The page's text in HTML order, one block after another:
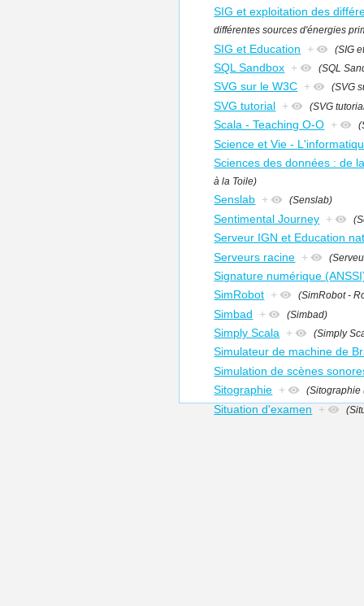
SIG et exploitation des
différentes sources d'énergies
SIG et Education + (SIG
SQL Sandbox + (SQL
SVG sur le W3C + (SVG
SVG tutorial + (SVG
Scala - Teaching O-O +
Science et Vie -
Sciences des données : de
à la Toile)
Senslab + (Senslab)
Sentimental Journey +
Serveur IGN et Education
Serveurs racine +
Signature numérique
SimRobot + (SimRobot -
Simbad + (Simbad)
Simply Scala + (Simply
Simulateur de machine de
Simulation de scènes
Sitographie + (Sitographie
Situation d'examen +